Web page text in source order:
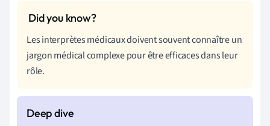
Les interprètes médicaux doivent souvent connaître un
jargon médical complexe pour être efficaces dans leur
rôle.